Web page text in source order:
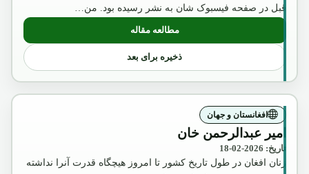
قبل در صفحه فیسبوک شان به نشر رسیده بود. من…
مطالعه مقاله
: آگست2018
ذخیره برای بعد
افغانستان و جهان
امیر عبدالرحمن خان
تاریخ: 2026-02-18
زنان افغان در طول تاریخ کشور تا امروز هیچگاه قدرت آنرا نداشته